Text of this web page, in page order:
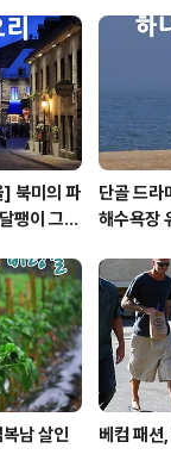
북미의 파
팽이 그라
단골 드라
해수욕장
남 살인
베컴 패션